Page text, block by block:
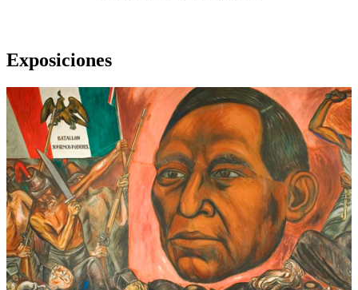
Exposiciones